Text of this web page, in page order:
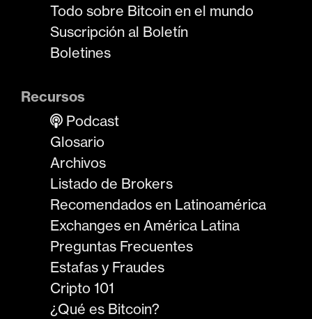
Todo sobre Bitcoin en el mundo
Suscripción al Boletín
Boletines
Recursos
Podcast
Glosario
Archivos
Listado de Brokers
Recomendados en Latinoamérica
Exchanges en América Latina
Preguntas Frecuentes
Estafas y Fraudes
Cripto 101
¿Qué es Bitcoin?